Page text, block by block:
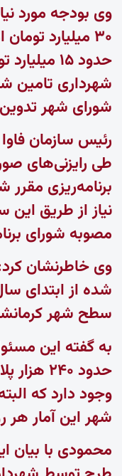
وی بودجه مورد
۳۰ میلیارد
حدود ۱۵
شهرداری تامین
شورای شهر
رئیس سازمان
طی رایزنی‌های
نیاز از طریق این
مصوبه شورای
وی خاطرنشان کرد:
شده از ابتدای
سطح شهر
به گفته این
حدود
وجود دارد که
شهر این آمار هر
محمودی با بیان